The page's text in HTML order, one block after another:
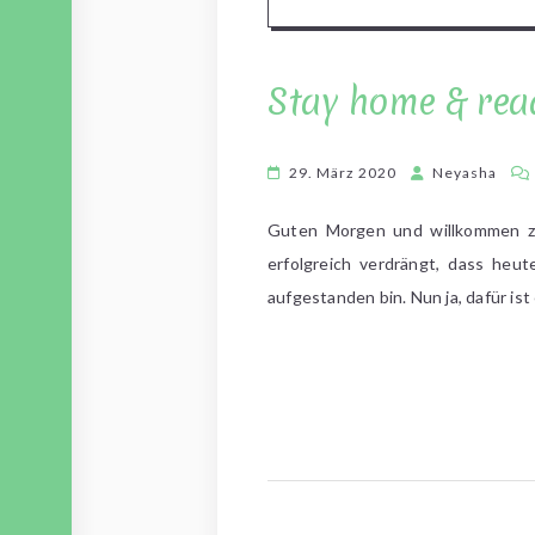
Stay home &
29. März 2020 Neyasha
Guten Morgen und willkommen
erfolgreich verdrängt, dass
aufgestanden bin. Nun ja, dafür